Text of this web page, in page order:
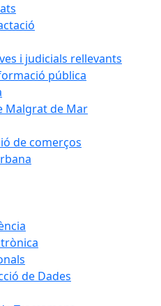
i judicials rellevants
pública
Malgrat de Mar
de comerços
de Dades